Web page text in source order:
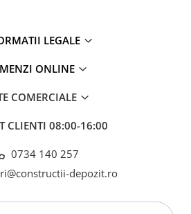
LEGALE
ONLINE
COMERCIALE
CLIENTI 08:00-16:00
0734 140 257
depozit.ro